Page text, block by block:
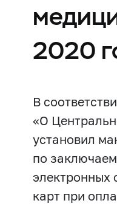
2020
В
«О
установил
по
электронных
карт при